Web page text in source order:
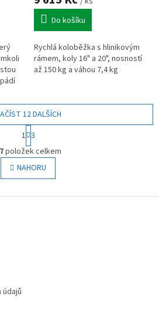
Do košíku
Rychlá koloběžka s hlinikovým
rámem, koly 16" a 20", nosností
až 150 kg a váhou 7,4 kg
O
v
l
á
12 DALŠÍCH
S
t
r
á
n
k
v
1 3
položek celkem
NAHORU